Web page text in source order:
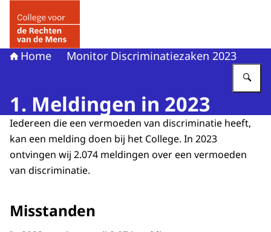
Home Monitor Discriminatiezaken 2023
1. Meldingen in 2023
Iedereen die een vermoeden van discriminatie heeft,
kan een melding doen bij het College. In 2023
ontvingen wij 2.074 meldingen over een vermoeden
van discriminatie.
Misstanden